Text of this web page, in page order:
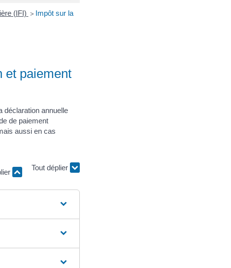
(IFI) > Impôt sur la
et paiement
déclaration annuelle
de paiement
aussi en cas
Tout déplier